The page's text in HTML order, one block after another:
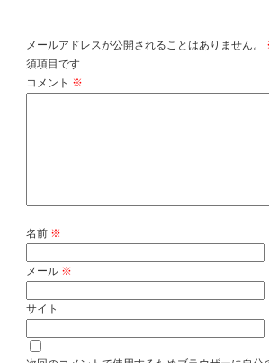
メールアドレスが公開されることはありません。
須項目です
コメント ※
名前 ※
メール ※
サイト